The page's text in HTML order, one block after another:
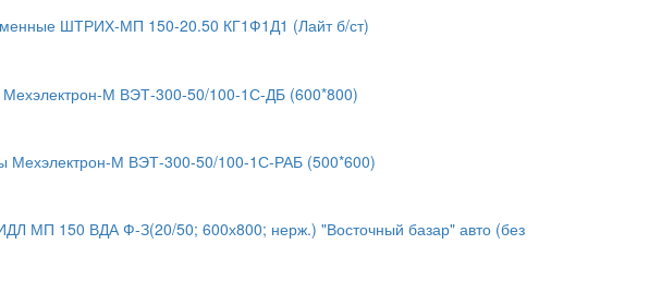
ШТРИХ-МП 150-20.50 КГ1Ф1Д1 (Лайт б/ст)
М ВЭТ-300-50/100-1С-ДБ (600*800)
Мехэлектрон-М ВЭТ-300-50/100-1С-РАБ (500*600)
МП 150 ВДА Ф-З(20/50; 600х800; нерж.) "Восточный базар" авто (без